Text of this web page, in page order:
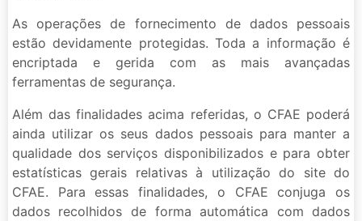
As operações de fornecimento de dados pessoais
estão devidamente protegidas. Toda a informação é
encriptada e gerida com as mais avançadas
ferramentas de segurança.
Além das finalidades acima referidas, o CFAE poderá
ainda utilizar os seus dados pessoais para manter a
qualidade dos serviços disponibilizados e para obter
estatísticas gerais relativas à utilização do site do
CFAE. Para essas finalidades, o CFAE conjuga os
dados recolhidos de forma automática com dados